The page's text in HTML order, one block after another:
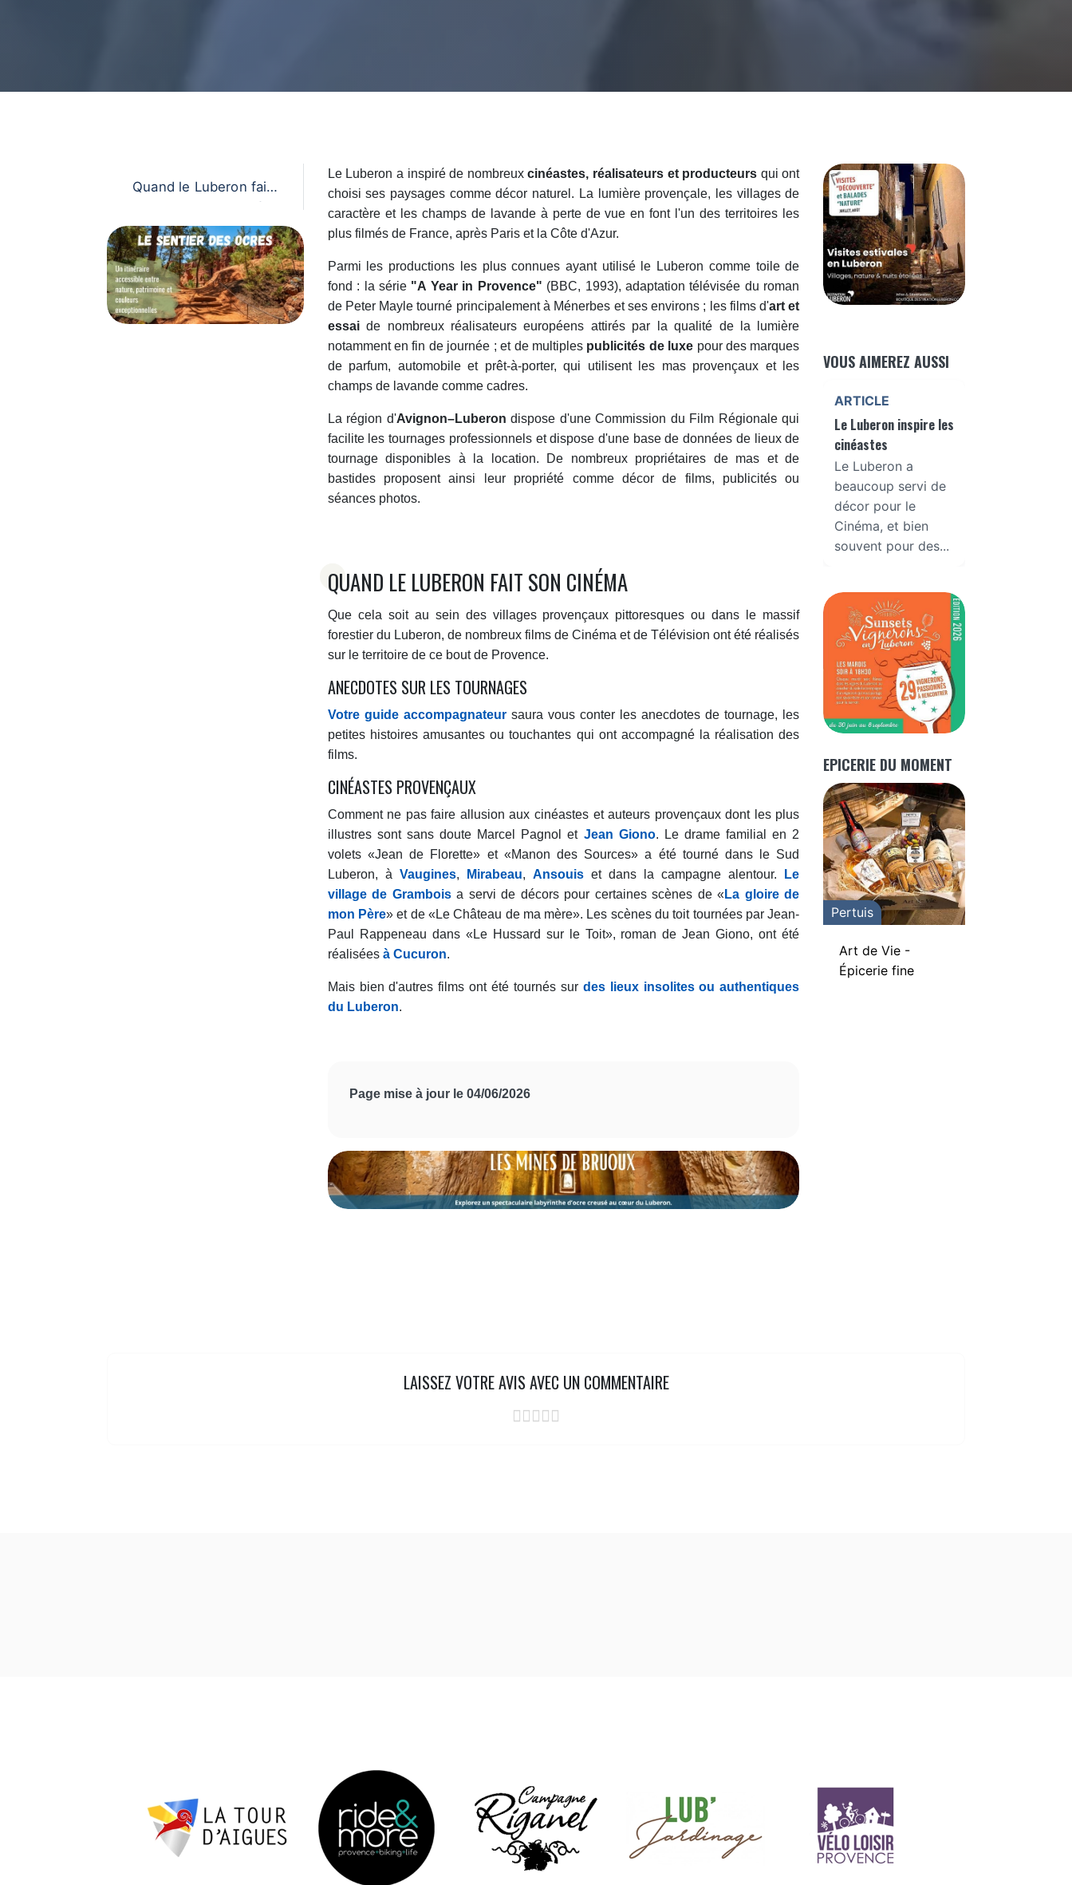
Quand le Luberon fait s
on cinéma
Le Luberon a inspiré de nombreuxcinéastes, réalisateurs et producteurs qui ont
choisi ses paysages comme décor naturel. La lumière provençale, les villages de
caractère et les champs de lavande à perte de vue en font l'un des territoires les
plus filmés de France, après Paris et la Côte d'Azur.
Parmi les productions les plus connues ayant utilisé le Luberon comme toile de
fond : la série "A Year in Provence" (BBC, 1993), adaptation télévisée du roman
de Peter Mayle tourné principalement à Ménerbes et ses environs ; les films d'art et
essaide nombreux réalisateurs européens attirés par la qualité de la lumière
notamment en fin de journée ; et de multiples publicités de luxe pour des marques
de parfum, automobile et prêt-à-porter, qui utilisent les mas provençaux et les
champs de lavande comme cadres.
La région d'Avignon–Luberon dispose d'une Commission du Film Régionale qui
facilite les tournages professionnels et dispose d'une base de données de lieux de
tournage disponibles à la location. De nombreux propriétaires de mas et de
bastides proposent ainsi leur propriété comme décor de films, publicités ou
séances photos.
QUAND LE LUBERON FAIT SON CINÉMA
Que cela soit au sein des villages provençaux pittoresques ou dans le massif
forestier du Luberon, de nombreux films de Cinéma et de Télévision ont été réalisés
sur le territoire de ce bout de Provence.
ANECDOTES SUR LES TOURNAGES
Votre guide accompagnateursaura vous conter les anecdotes de tournage, les
petites histoires amusantes ou touchantes qui ont accompagné la réalisation des
films.
CINÉASTES PROVENÇAUX
Comment ne pas faire allusion aux cinéastes et auteurs provençaux dont les plus
illustres sont sans doute Marcel Pagnol et Jean Giono. Le drame familial en 2
volets «Jean de Florette» et «Manon des Sources» a été tourné dans le Sud
Luberon, à Vaugines, Mirabeau, Ansouiset dans la campagne alentour.
Le
village de Gramboisa servi de décors pour certaines scènes de « La gloire de
mon Père» et de «Le Château de ma mère». Les scènes du toit tournées parJean-
Paul Rappeneau dans «Le Hussard sur le Toit», roman de Jean Giono, ont été
réalisées à Cucuron.
Mais bien d'autres films ont été tournés sur des lieux insolites ou authentiques
du Luberon.
Page mise à jour le 04/06/2026
VOUS AIMEREZ AUSSI
ARTICLE
Le Luberon inspire les
cinéastes
Le Luberon a
beaucoup servi de
décor pour le
Cinéma, et bien
souvent pour des...
EPICERIE DU MOMENT
Pertuis
Art de Vie -
Épicerie fine
LAISSEZ VOTRE AVIS AVEC UN COMMENTAIRE